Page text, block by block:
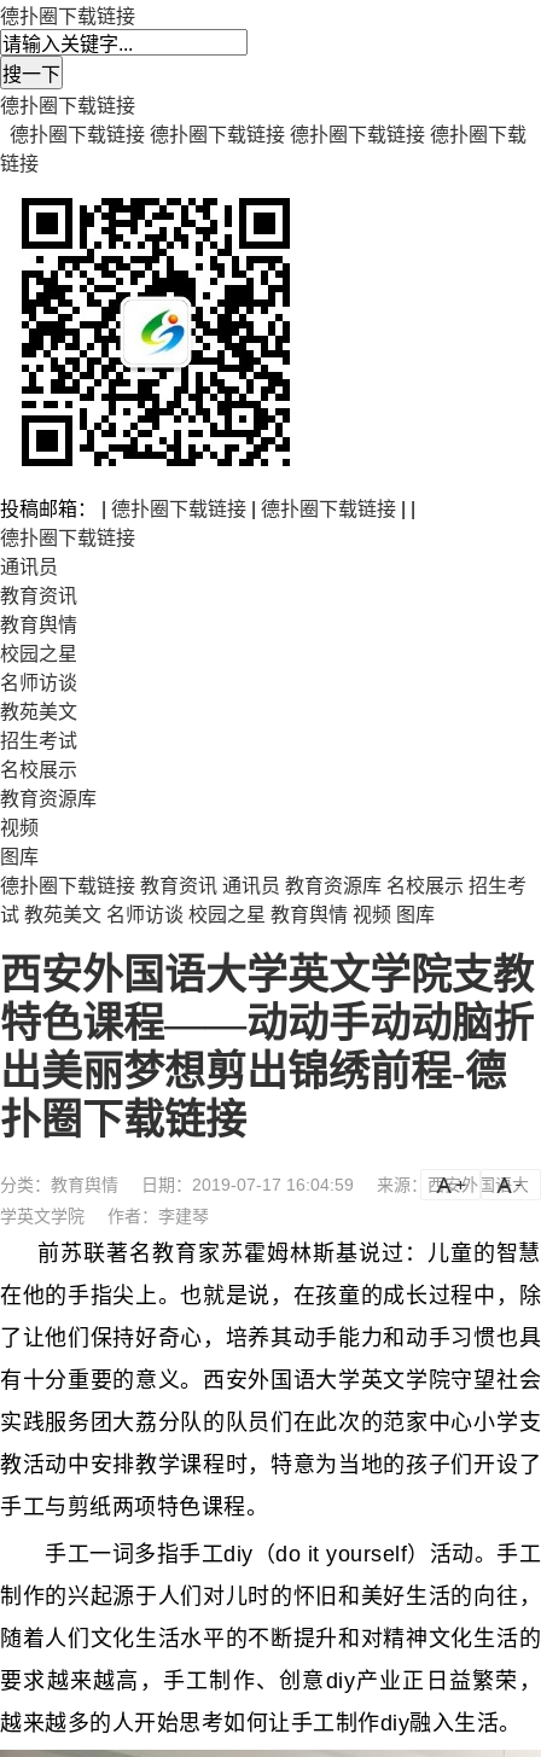
德扑圈下载链接
德扑圈下载链接
德扑圈下载链接 德扑圈下载链接 德扑圈下载链接 德扑圈下载
链接
投稿邮箱： | 德扑圈下载链接 德扑圈下载链接
德扑圈下载链接
通讯员
教育资讯
教育舆情
校园之星
名师访谈
教苑美文
招生考试
名校展示
教育资源库
视频
图库
德扑圈下载链接 教育资讯 通讯员 教育资源库 名校展示 招生考
试 教苑美文 名师访谈 校园之星 教育舆情 视频 图库
西安外国语大学英文学院支教
特色课程——动动手动动脑折
出美丽梦想剪出锦绣前程-德
扑圈下载链接
分类： 教育舆情 日期：2019-07-17 16:04:59
来源：西安外国语大
学英文学院
作者：李建琴
a a-
前苏联著名教育家苏霍姆林斯基说过：儿童的智慧
在他的手指尖上。也就是说，在孩童的成长过程中，除
了让他们保持好奇心，培养其动手能力和动手习惯也具
有十分重要的意义。西安外国语大学英文学院守望社会
实践服务团大荔分队的队员们在此次的范家中心小学支
教活动中安排教学课程时，特意为当地的孩子们开设了
手工与剪纸两项特色课程。
手工一词多指手工diy（do it yourself）活动。手工
制作的兴起源于人们对儿时的怀旧和美好生活的向往，
随着人们文化生活水平的不断提升和对精神文化生活的
要求越来越高，手工制作、创意diy产业正日益繁荣，
越来越多的人开始思考如何让手工制作diy融入生活。